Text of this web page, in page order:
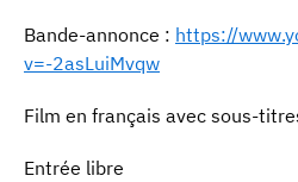
Bande-annonce : https://
v=-2asLuiMvqw
Film en français avec sous-
Entrée libre